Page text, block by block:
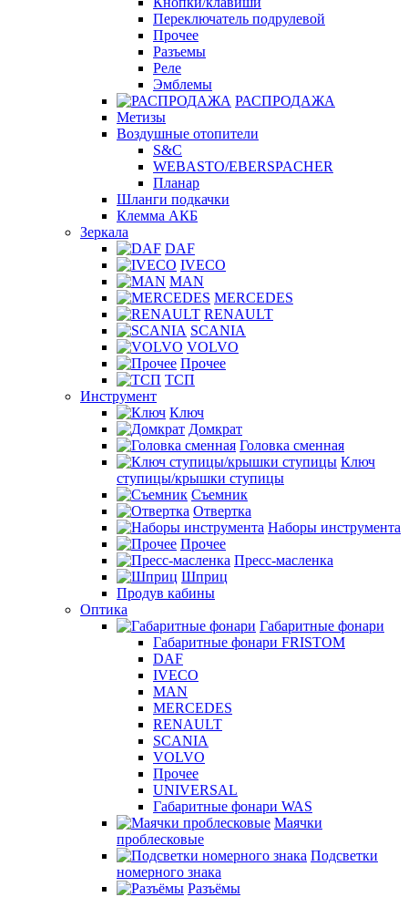
Переключатель подрулевой
Прочее
Разъемы
Реле
Эмблемы
РАСПРОДАЖА
Метизы
Воздушные отопители
S&C
WEBASTO/EBERSPACHER
Планар
Шланги подкачки
Клемма АКБ
Зеркала
DAF
IVECO
MAN
MERCEDES
RENAULT
SCANIA
VOLVO
Прочее
ТСП
Инструмент
Ключ
Домкрат
Головка сменная
Ключ
ступицы/крышки ступицы
Съемник
Отвертка
Наборы инструмента
Прочее
Пресс-масленка
Шприц
Продув кабины
Оптика
Габаритные фонари
Габаритные фонари FRISTOM
DAF
IVECO
MAN
MERCEDES
RENAULT
SCANIA
VOLVO
Прочее
UNIVERSAL
Габаритные фонари WAS
Маячки
проблесковые
Подсветки
номерного знака
Разъёмы